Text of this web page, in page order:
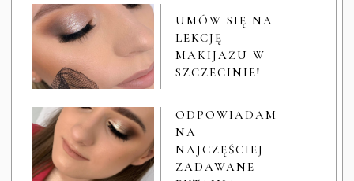
UMÓW SIĘ NA
LEKCJĘ
MAKIJAŻU W
SZCZECINIE!
ODPOWIADAM
NA
NAJCZĘŚCIEJ
ZADAWANE